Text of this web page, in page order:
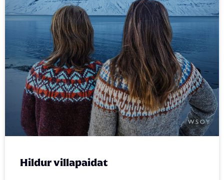
Hildur villapaidat